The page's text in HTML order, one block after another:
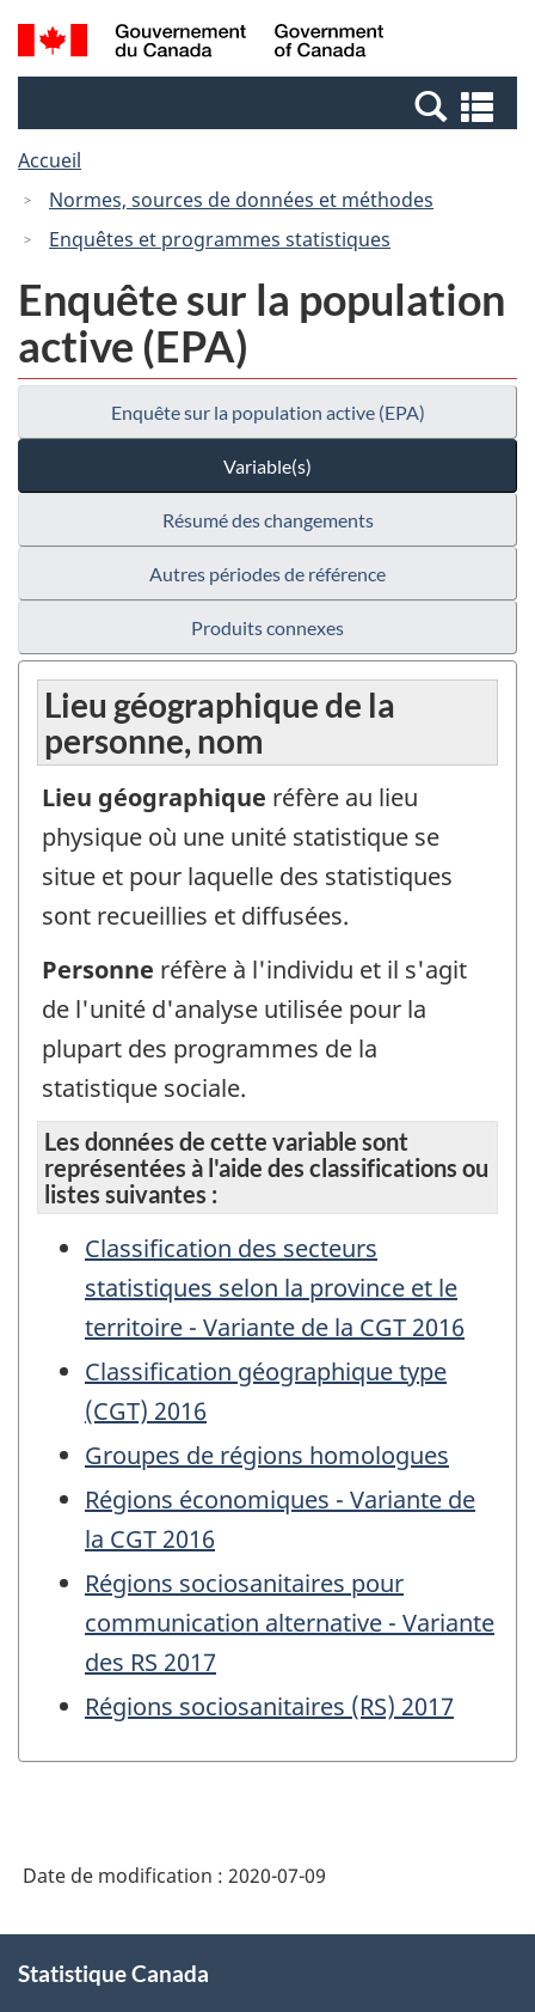
Passer
au
Passer
à
Canada
Recherche
et
et
Accueil
Normes, sources de données et méthodes
Enquêtes et programmes statistiques
Enquête sur la population
active (EPA)
Enquête sur la population active (EPA)
Variable(s)
Résumé des changements
Autres périodes de référence
Produits connexes
Lieu géographique de la
personne, nom
Lieu géographique réfère au lieu
physique où une unité statistique se
situe et pour laquelle des statistiques
sont recueillies et diffusées.
Personne réfère à l'individu et il s'agit
de l'unité d'analyse utilisée pour la
plupart des programmes de la
statistique sociale.
Les données de cette variable sont
représentées à l'aide des classifications ou
listes suivantes :
Classification des secteurs
statistiques selon la province et le
territoire - Variante de la CGT 2016
Classification géographique type
(CGT) 2016
Groupes de régions homologues
Régions économiques - Variante de
la CGT 2016
Régions sociosanitaires pour
communication alternative - Variante
des RS 2017
Régions sociosanitaires (RS) 2017
Date de modification : 2020-07-09
propos
Statistique Canada